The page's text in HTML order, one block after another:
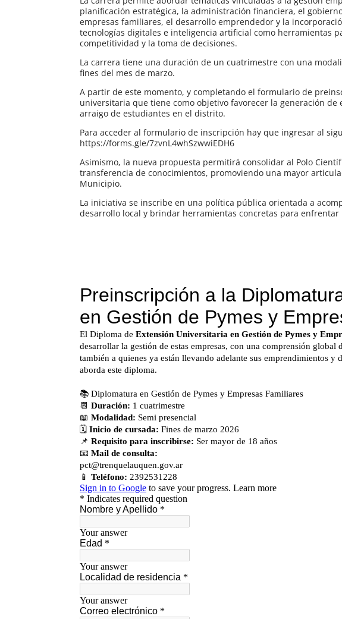
planificación estratégica, la administración financiera, el
empresas familiares, el desarrollo emprendedor y la
tecnologías digitales e inteligencia artificial como herramientas
competitividad y la toma de decisiones.
La carrera tiene una duración de un cuatrimestre con una
fines del mes de marzo.
A partir de este momento, y completando el formulario de
universitaria que tiene como objetivo favorecer la generación
arraigo de estudiantes en el distrito.
Para acceder al formulario de inscripción hay que ingresar al
https://forms.gle/7zvnL4whSzwwiEDH6
Asimismo, la nueva propuesta permitirá consolidar al Polo
transferencia de conocimientos, promoviendo una mayor
Municipio.
La iniciativa se inscribe en una política pública orientada a
desarrollo local y brindar herramientas concretas para